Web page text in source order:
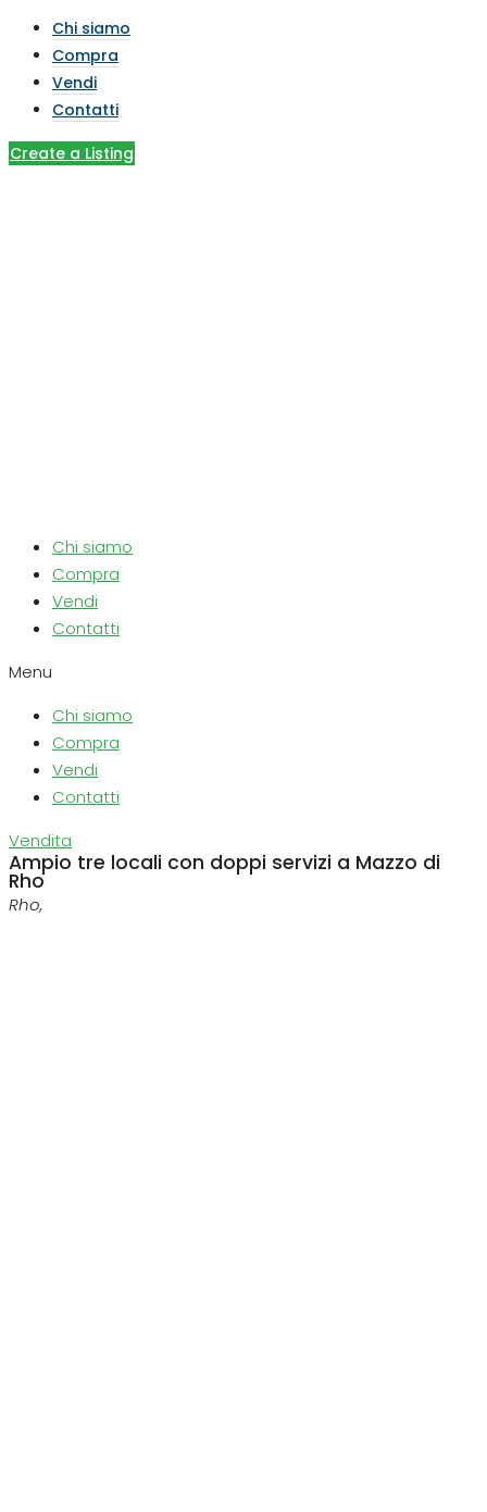
Chi siamo
Compra
Vendi
Contatti
Create a Listing
Chi siamo
Compra
Vendi
Contatti
Menu
Chi siamo
Compra
Vendi
Contatti
Vendita
Ampio tre locali con doppi servizi a Mazzo di
Rho
Rho,